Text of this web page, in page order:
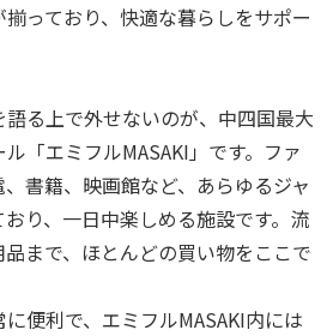
っており、快適な暮らしをサポー
る上で外せないのが、中四国最大
「エミフルMASAKI」です。ファ
書籍、映画館など、あらゆるジャ
り、一日中楽しめる施設です。流
まで、ほとんどの買い物をここで
便利で、エミフルMASAKI内には